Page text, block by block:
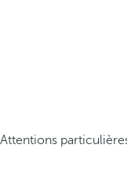
Attentions